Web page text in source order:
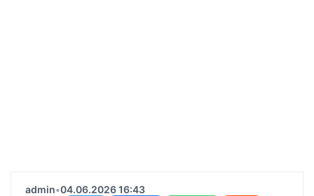
admin•04.06.2026 16:43